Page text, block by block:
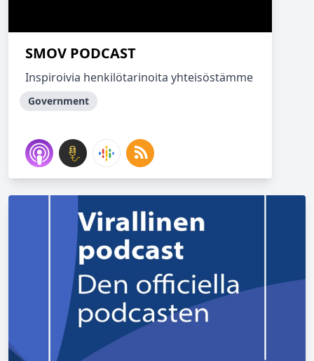
SMOV PODCAST
Inspiroivia henkilötarinoita yhteisöstämme
Government